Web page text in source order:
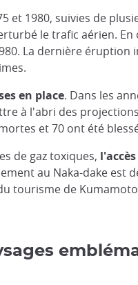
1980, suivies de
le trafic aérien.
La dernière
en place. Dans les
à l'abri des
et 70 ont été
de gaz toxiques,
au Naka-dake est
tourisme de